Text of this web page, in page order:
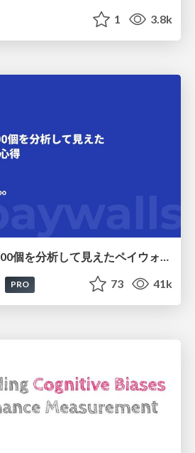
1 3.8k
世界の人気アプリ100個を分析して見えたペイウォール設計の心得
PRO 73 41k